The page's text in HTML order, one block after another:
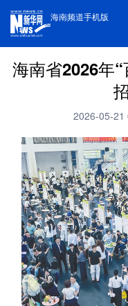
海南频道手机版
海南省2026年
2026-05-21